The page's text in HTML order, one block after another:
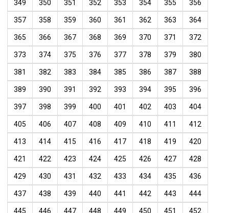
349 350 351 352 353 354 355 356
357 358 359 360 361 362 363 364
365 366 367 368 369 370 371 372
373 374 375 376 377 378 379 380
381 382 383 384 385 386 387 388
389 390 391 392 393 394 395 396
397 398 399 400 401 402 403 404
405 406 407 408 409 410 411 412
413 414 415 416 417 418 419 420
421 422 423 424 425 426 427 428
429 430 431 432 433 434 435 436
437 438 439 440 441 442 443 444
445 446 447 448 449 450 451 452